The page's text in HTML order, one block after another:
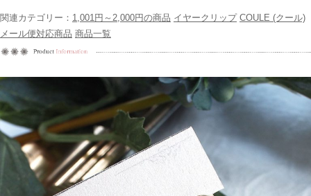
関連カテゴリー： 1,001円～2,000円の商品 イヤークリップ COULE (クール)
メール便対応商品 商品一覧